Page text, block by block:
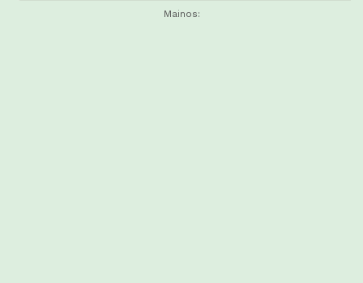
Mainos: